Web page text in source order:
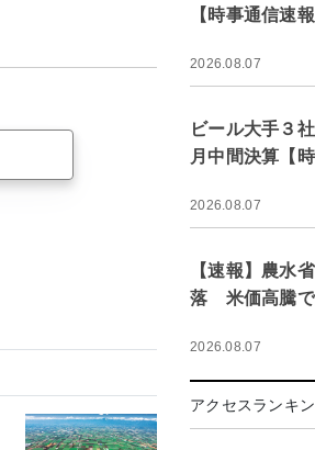
【時事通信速
2026.08.07
ビール大手３
月中間決算【
2026.08.07
【速報】農水
落 米価高騰で
2026.08.07
アクセスランキ